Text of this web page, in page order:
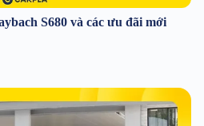
S680 và các ưu đãi mới